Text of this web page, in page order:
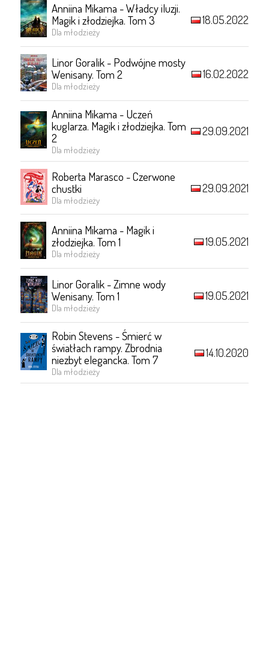
Anniina Mikama - Władcy iluzji.
Magik i złodziejka. Tom 3
Dla młodzieży
18.05.2022
Linor Goralik - Podwójne mosty
Wenisany. Tom 2
Dla młodzieży
16.02.2022
Anniina Mikama - Uczeń
kuglarza. Magik i złodziejka. Tom
2
Dla młodzieży
29.09.2021
Roberta Marasco - Czerwone
chustki
Dla młodzieży
29.09.2021
Anniina Mikama - Magik i
złodziejka. Tom 1
Dla młodzieży
19.05.2021
Linor Goralik - Zimne wody
Wenisany. Tom 1
Dla młodzieży
19.05.2021
Robin Stevens - Śmierć w
światłach rampy. Zbrodnia
niezbyt elegancka. Tom 7
Dla młodzieży
14.10.2020